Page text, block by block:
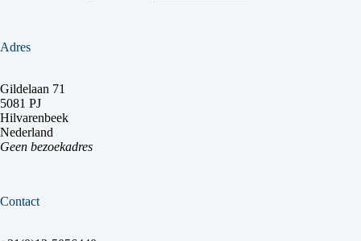
Adres
Gildelaan 71
5081 PJ
Hilvarenbeek
Nederland
Geen bezoekadres
Contact